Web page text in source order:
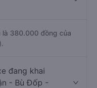
là 380.000 đồng của
đang khai
- Bù Đốp -